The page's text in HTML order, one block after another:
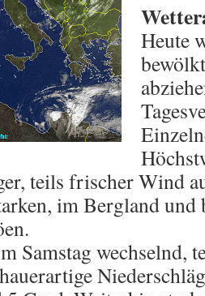
Heute
teils frischer Wind
im Bergland und
Samstag wechselnd,